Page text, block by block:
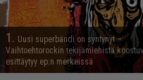
1. Uusi superbändi on syntynyt –
Vaihtoehtorockin tekijämiehistä
esittäytyy ep:n merkeissä